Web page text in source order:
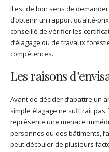
Il est de bon sens de
d’obtenir un rapport qualité-
conseillé de vérifier les
d’élagage ou de travaux
compétences.
Les raisons
Avant de décider d’abattre un
simple élagage ne suffirait
représente une menace
personnes ou des bâtiments,
peut découler de plusieurs